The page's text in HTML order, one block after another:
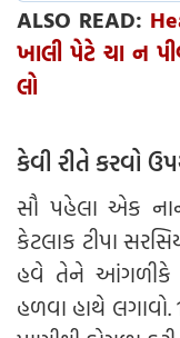
ALSO READ:
ખાલી પેટે ચા ન
લો
કેવી રીતે કરવો
સૌ પહેલા એક
કેટલાક ટીપા
હવે તેને આંગળીકે
હળવા હાથે લગાવો.